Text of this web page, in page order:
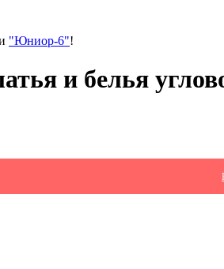
"Юниор-6"!
и белья